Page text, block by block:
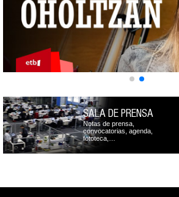
SALA DE PRENSA
Notas de prensa,
convocatorias, agenda,
fototeca,…